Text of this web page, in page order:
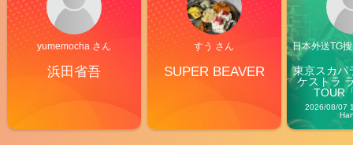
yumemocha さん
浜田省吾
すう さん
SUPER BEAVER
日本外送TG
東京スカパ
ケストラ
TOUR
2026/08/07